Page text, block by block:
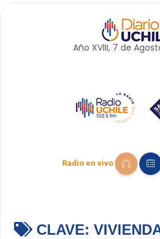
Año XVIII, 7 de
Radio en vivo
CLAVE: